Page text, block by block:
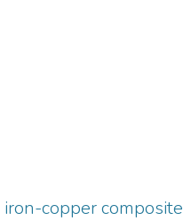
copper composite